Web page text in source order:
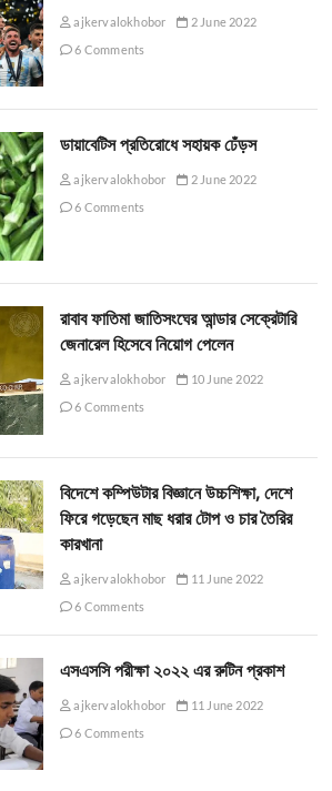
ajkervalokhobor
2 June 2022
6 Comments
ডায়াবেটিস প্রতিরোধে সহায়ক ঢেঁড়স
ajkervalokhobor
2 June 2022
6 Comments
রাবাব ফাতিমা জাতিসংঘের আন্ডার সেক্রেটারি
জেনারেল হিসেবে নিয়োগ পেলেন
ajkervalokhobor
10 June 2022
6 Comments
বিদেশে কম্পিউটার বিজ্ঞানে উচ্চশিক্ষা, দেশে
ফিরে গড়েছেন মাছ ধরার টোপ ও চার তৈরির
কারখানা
ajkervalokhobor
11 June 2022
6 Comments
এসএসসি পরীক্ষা ২০২২ এর রুটিন প্রকাশ
ajkervalokhobor
11 June 2022
6 Comments